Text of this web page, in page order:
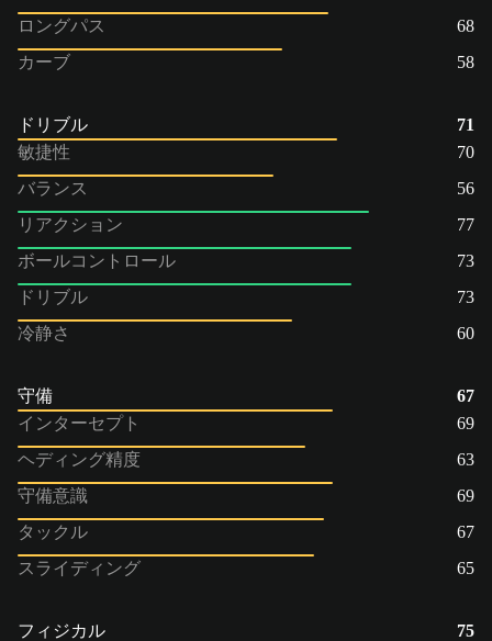
ロングパス
68
カーブ
58
ドリブル
71
敏捷性
70
バランス
56
リアクション
77
ボールコントロール
73
ドリブル
73
冷静さ
60
守備
67
インターセプト
69
ヘディング精度
63
守備意識
69
タックル
67
スライディング
65
フィジカル
75